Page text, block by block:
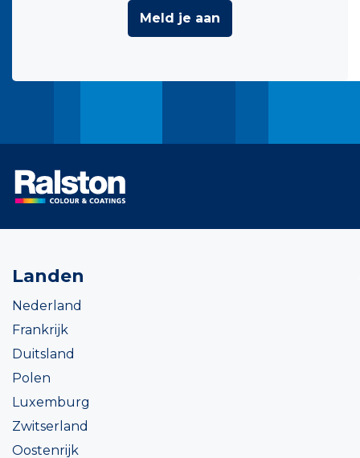
Meld je aan
Landen
Nederland
Frankrijk
Duitsland
Polen
Luxemburg
Zwitserland
Oostenrijk